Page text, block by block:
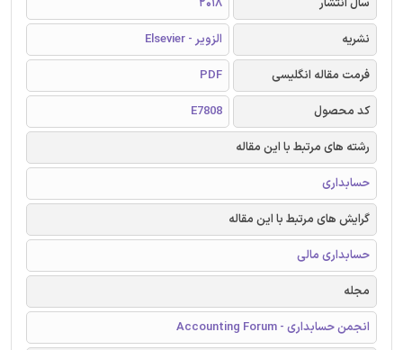
نشریه
الزویر - Elsevier
فرمت مقاله انگلیسی
PDF
کد محصول
E7808
رشته های مرتبط با این مقاله
حسابداری
گرایش های مرتبط با این مقاله
حسابداری مالی
مجله
انجمن حسابداری - Accounting Forum